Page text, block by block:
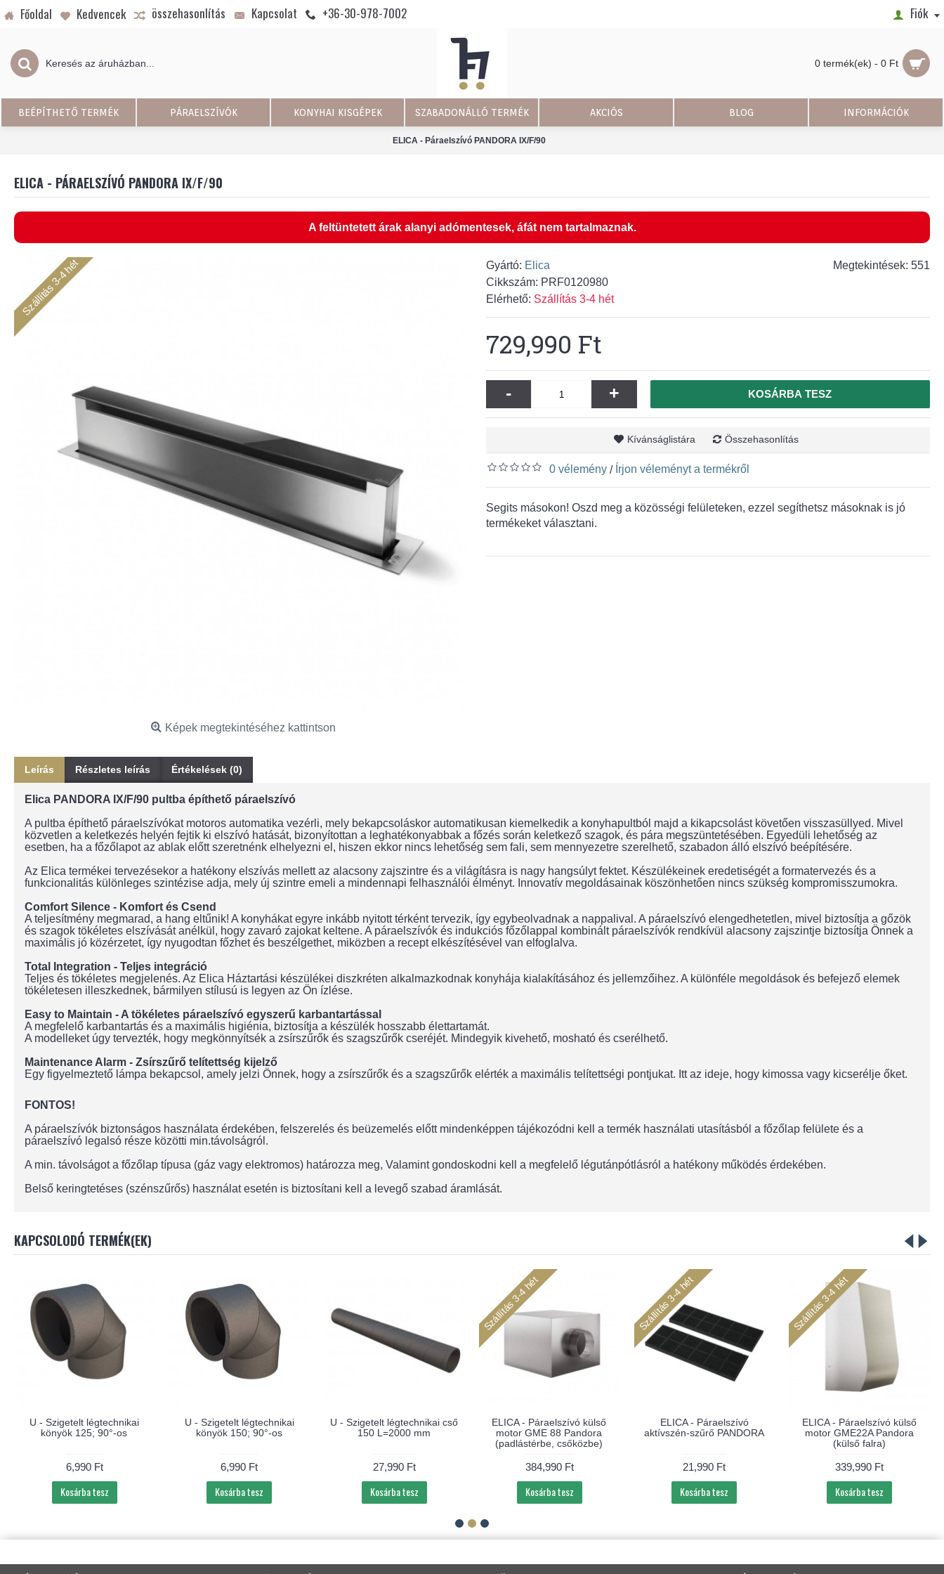
Főoldal Kedvencek összehasonlítás Kapcsolat +36-30-978-7002 Fiók
0 termék(ek) - 0 Ft
BEÉPÍTHETŐ TERMÉK PÁRAELSZÍVÓK KONYHAI KISGÉPEK SZABADONÁLLÓ TERMÉK AKCIÓS BLOG INFORMÁCIÓK
ELICA - Páraelszívó PANDORA IX/F/90
ELICA - PÁRAELSZÍVÓ PANDORA IX/F/90
A feltüntetett árak alanyi adómentesek, áfát nem tartalmaznak.
Szállítás 3-4 hét
Képek megtekintéséhez kattintson
Megtekintések: 551
Gyártó: Elica
Cikkszám: PRF0120980
Elérhető: Szállítás 3-4 hét
729,990 Ft
- + KOSÁRBA TESZ
Kívánságlistára Összehasonlítás
0 vélemény / Írjon véleményt a termékről
Segits másokon! Oszd meg a közösségi felületeken, ezzel segíthetsz másoknak is jó
termékeket választani.
Leírás Részletes leírás Értékelések (0)
Elica PANDORA IX/F/90 pultba építhető páraelszívó
A pultba építhető páraelszívókat motoros automatika vezérli, mely bekapcsoláskor automatikusan kiemelkedik a konyhapultból majd a kikapcsolást követően visszasüllyed. Mivel
közvetlen a keletkezés helyén fejtik ki elszívó hatását, bizonyítottan a leghatékonyabbak a főzés során keletkező szagok, és pára megszüntetésében. Egyedüli lehetőség az
esetben, ha a főzőlapot az ablak előtt szeretnénk elhelyezni el, hiszen ekkor nincs lehetőség sem fali, sem mennyezetre szerelhető, szabadon álló elszívó beépítésére.
Az Elica termékei tervezésekor a hatékony elszívás mellett az alacsony zajszintre és a világításra is nagy hangsúlyt fektet. Készülékeinek eredetiségét a formatervezés és a
funkcionalitás különleges szintézise adja, mely új szintre emeli a mindennapi felhasználói élményt. Innovatív megoldásainak köszönhetően nincs szükség kompromisszumokra.
Comfort Silence - Komfort és Csend
A teljesítmény megmarad, a hang eltűnik! A konyhákat egyre inkább nyitott térként tervezik, így egybeolvadnak a nappalival. A páraelszívó elengedhetetlen, mivel biztosítja a gőzök
és szagok tökéletes elszívását anélkül, hogy zavaró zajokat keltene. A páraelszívók és indukciós főzőlappal kombinált páraelszívók rendkívül alacsony zajszintje biztosítja Önnek a
maximális jó közérzetet, így nyugodtan főzhet és beszélgethet, miközben a recept elkészítésével van elfoglalva.
Total Integration - Teljes integráció
Teljes és tökéletes megjelenés. Az Elica Háztartási készülékei diszkréten alkalmazkodnak konyhája kialakításához és jellemzőihez. A különféle megoldások és befejező elemek
tökéletesen illeszkednek, bármilyen stílusú is legyen az Ön ízlése.
Easy to Maintain - A tökéletes páraelszívó egyszerű karbantartással
A megfelelő karbantartás és a maximális higiénia, biztosítja a készülék hosszabb élettartamát.
A modelleket úgy tervezték, hogy megkönnyítsék a zsírszűrők és szagszűrők cseréjét. Mindegyik kivehető, mosható és cserélhető.
Maintenance Alarm - Zsírszűrő telítettség kijelző
Egy figyelmeztető lámpa bekapcsol, amely jelzi Önnek, hogy a zsírszűrők és a szagszűrők elérték a maximális telítettségi pontjukat. Itt az ideje, hogy kimossa vagy kicserélje őket.
FONTOS!
A páraelszívók biztonságos használata érdekében, felszerelés és beüzemelés előtt mindenképpen tájékozódni kell a termék használati utasításból a főzőlap felülete és a
páraelszívó legalsó része közötti min.távolságról.
A min. távolságot a főzőlap típusa (gáz vagy elektromos) határozza meg, Valamint gondoskodni kell a megfelelő légutánpótlásról a hatékony működés érdekében.
Belső keringtetéses (szénszűrős) használat esetén is biztosítani kell a levegő szabad áramlását.
KAPCSOLODÓ TERMÉK(EK)
U - Szigetelt légtechnikai
könyök 125; 90°-os
6,990 Ft
Kosárba tesz
U - Szigetelt légtechnikai
könyök 150; 90°-os
6,990 Ft
Kosárba tesz
U - Szigetelt légtechnikai cső
150 L=2000 mm
27,990 Ft
Kosárba tesz
Szállítás 3-4 hét
ELICA - Páraelszívó külső
motor GME 88 Pandora
(padlástérbe, csőközbe)
384,990 Ft
Kosárba tesz
Szállítás 3-4 hét
ELICA - Páraelszívó
aktívszén-szűrő PANDORA
21,990 Ft
Kosárba tesz
Szállítás 3-4 hét
ELICA - Páraelszívó külső
motor GME22A Pandora
(külső falra)
339,990 Ft
Kosárba tesz